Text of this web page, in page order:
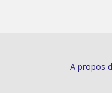
A propos